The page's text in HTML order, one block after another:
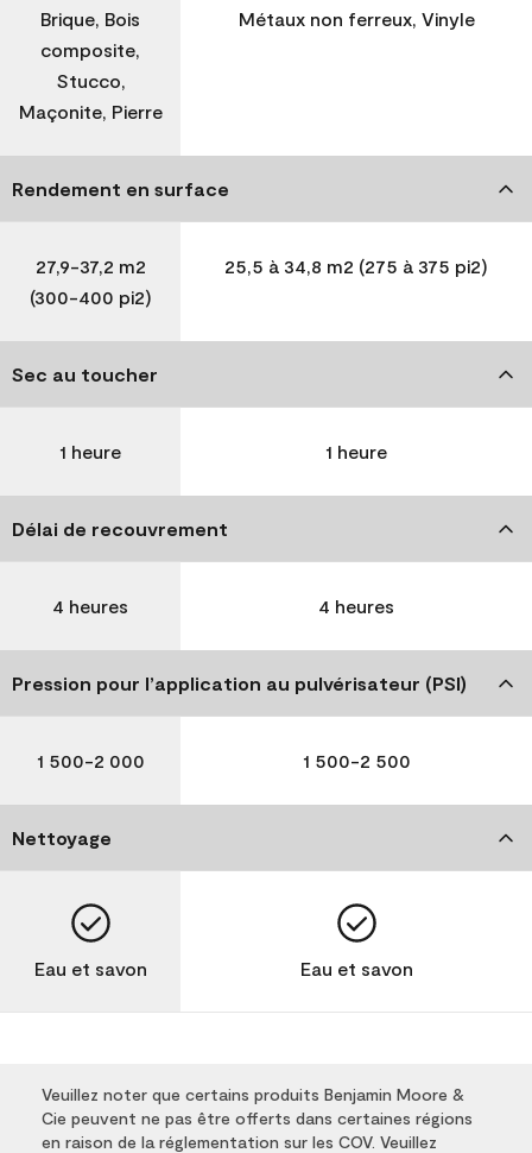
Brique, Bois
composite,
Stucco,
Maçonite, Pierre
Métaux non ferreux, Vinyle
Rendement en surface
27,9-37,2 m2
(300-400 pi2)
25,5 à 34,8 m2 (275 à 375 pi2)
Sec au toucher
1 heure 1 heure
Délai de recouvrement
4 heures 4 heures
Pression pour l’application au pulvérisateur (PSI)
1 500-2 000 1 500-2 500
Nettoyage
Eau et savon Eau et savon
Veuillez noter que certains produits Benjamin Moore &
Cie peuvent ne pas être offerts dans certaines régions
en raison de la réglementation sur les COV. Veuillez